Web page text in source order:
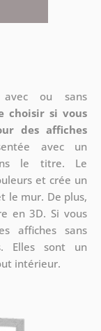
ou sans
choisir si vous
des affiches
avec un
le titre. Le
et crée un
le mur. De plus,
en 3D. Si vous
affiches sans
Elles sont un
intérieur.